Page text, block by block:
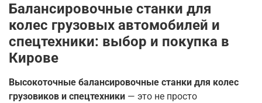
Балансировочные станки для
колес грузовых автомобилей и
спецтехники: выбор и покупка в
Кирове
Высокоточные балансировочные станки для колес
грузовиков и спецтехники — это не просто